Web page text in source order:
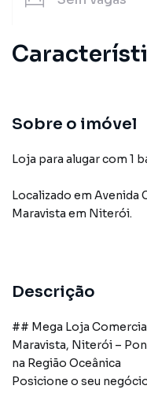
Sobre o imóvel
Loja para alugar com 1
Localizado em Avenida
Maravista em Niterói.
Descrição
## Mega Loja
Maravista, Niterói –
na Região Oceânica
Posicione o seu